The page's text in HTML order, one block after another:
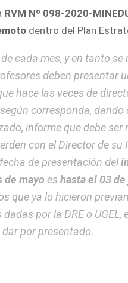
RVM Nº 098-2020-
dentro del Plan
cada mes, y en tanto se
deben presentar
hace las veces de
corresponda, dando
informe que debe ser
con el Director de su
de presentación del
de mayoeshasta el 03
que ya lo hicieron
por la DRE o UGEL,
por presentado.